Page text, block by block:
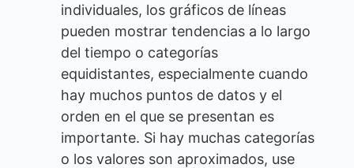
individuales, los gráficos de líneas
pueden mostrar tendencias a lo largo
del tiempo o categorías
equidistantes, especialmente cuando
hay muchos puntos de datos y el
orden en el que se presentan es
importante. Si hay muchas categorías
o los valores son aproximados, use